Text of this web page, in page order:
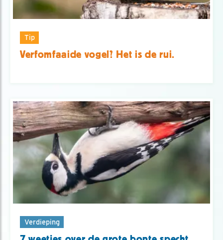
Tip
Verfomfaaide vogel? Het is de rui.
Verdieping